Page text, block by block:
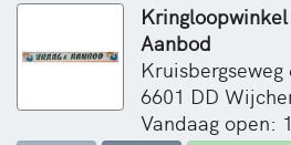
Kringloopwinkel
Aanbod
Kruisbergseweg
6601 DD
Vandaag open: